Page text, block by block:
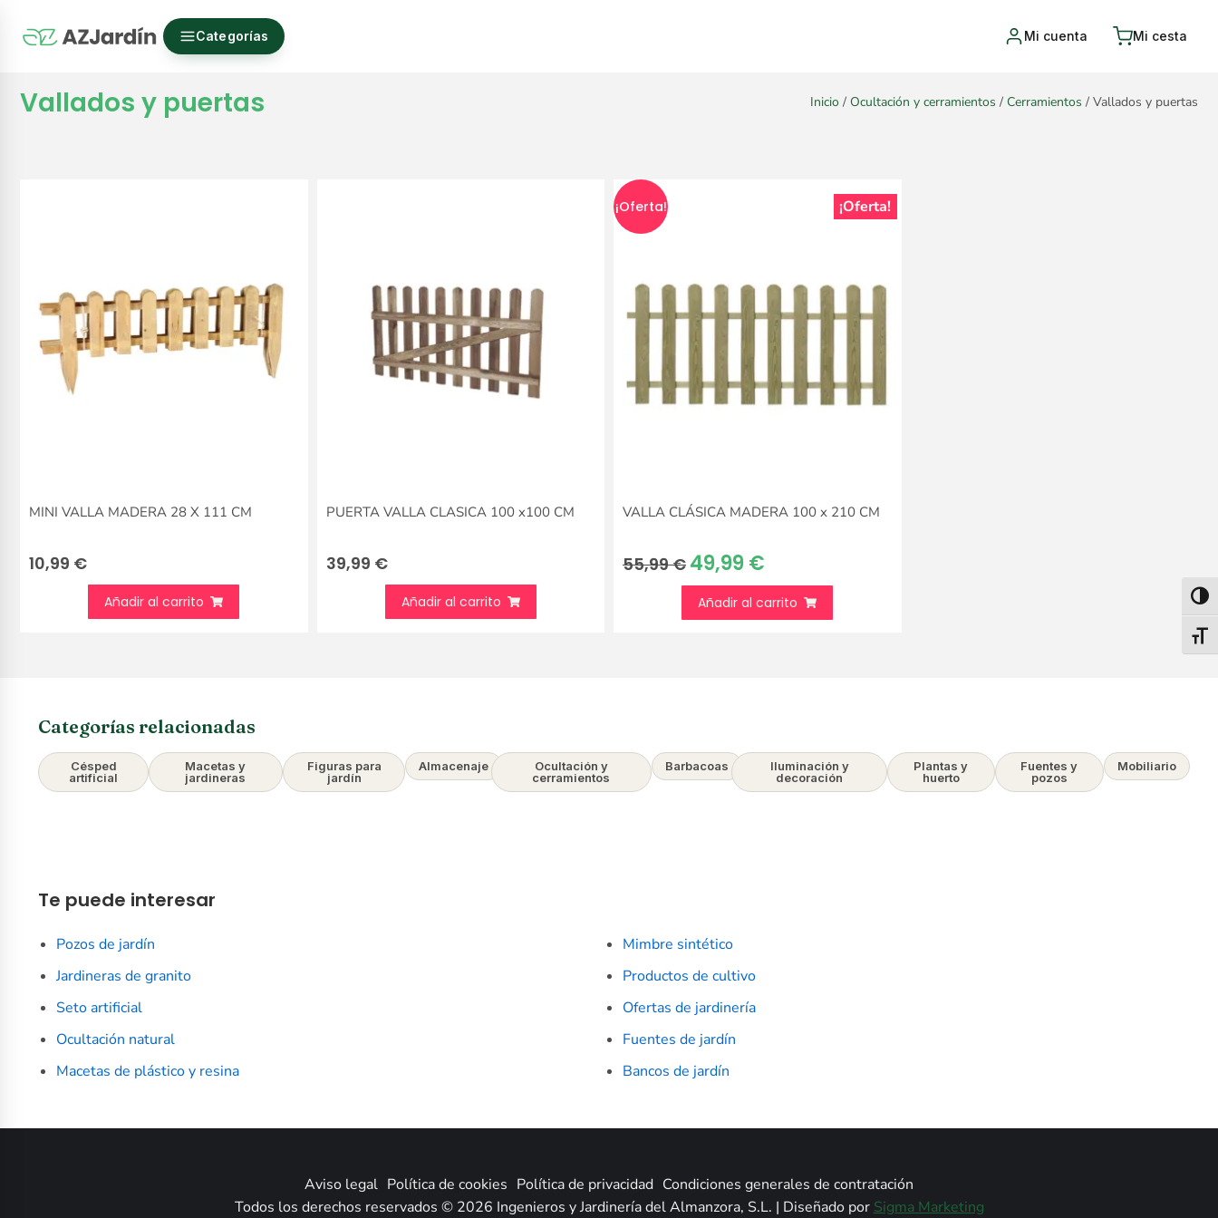
Categorías Mi cuenta Mi cesta
Vallados y puertas Inicio / Ocultación y cerramientos / Cerramientos / Vallados y puertas
MINI VALLA MADERA 28 X 111 CM
10,99 €
Añadir al carrito
PUERTA VALLA CLASICA 100 x100 CM
39,99 €
Añadir al carrito
¡Oferta! ¡Oferta!
VALLA CLÁSICA MADERA 100 x 210 CM
55,99€ 49,99€
Añadir al carrito
Categorías relacionadas
Césped
artificial
Macetas y
jardineras
Figuras para
jardín
Almacenaje
Ocultación y
cerramientos
Barbacoas
Iluminación y
decoración
Plantas y
huerto
Fuentes y
pozos
Mobiliario
Te puede interesar
Pozos de jardín
Mimbre sintético
Jardineras de granito
Productos de cultivo
Seto artificial
Ofertas de jardinería
Ocultación natural
Fuentes de jardín
Macetas de plástico y resina
Bancos de jardín
Aviso legal Política de cookies Política de privacidad Condiciones generales de contratación
Todos los derechos reservados © 2026 Ingenieros y Jardinería del Almanzora, S.L. | Diseñado por Sigma Marketing